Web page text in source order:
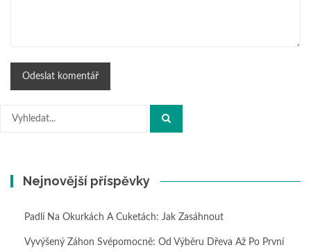
Hledat:
Nejnovější příspěvky
Padlí Na Okurkách A Cuketách: Jak Zasáhnout
Vyvýšený Záhon Svépomocně: Od Výběru Dřeva Až Po První